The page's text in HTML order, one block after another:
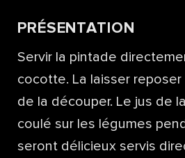
PRÉSENTATION
Servir la pintade
cocotte. La laisser
de la découper. Le jus de
coulé sur les légumes
seront délicieux servis